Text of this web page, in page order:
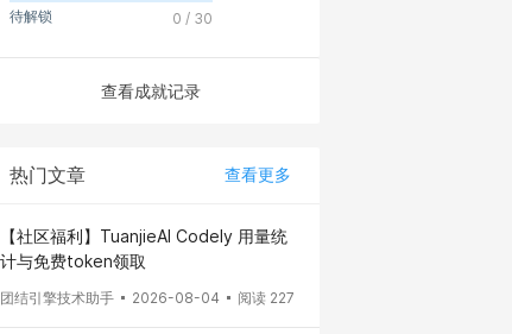
待解锁 0 / 30
查看成就记录
热门文章 查看更多
【社区福利】TuanjieAI Codely 用量统
计与免费token领取
团结引擎技术助手 2026-08-04 阅读 227